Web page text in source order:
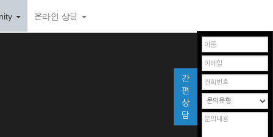
온라인 상담
간
편
상
담